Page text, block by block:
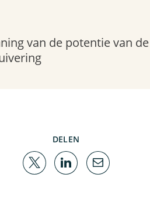
van de potentie van
DELEN